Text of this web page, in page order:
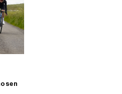
FÜR MÄNNER KAUFEN